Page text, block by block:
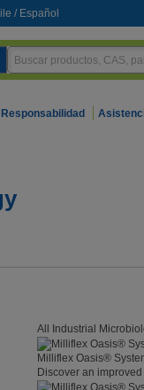
/ Español
Responsabilidad
All Industrial
Milliflex Oasis®
Discover an